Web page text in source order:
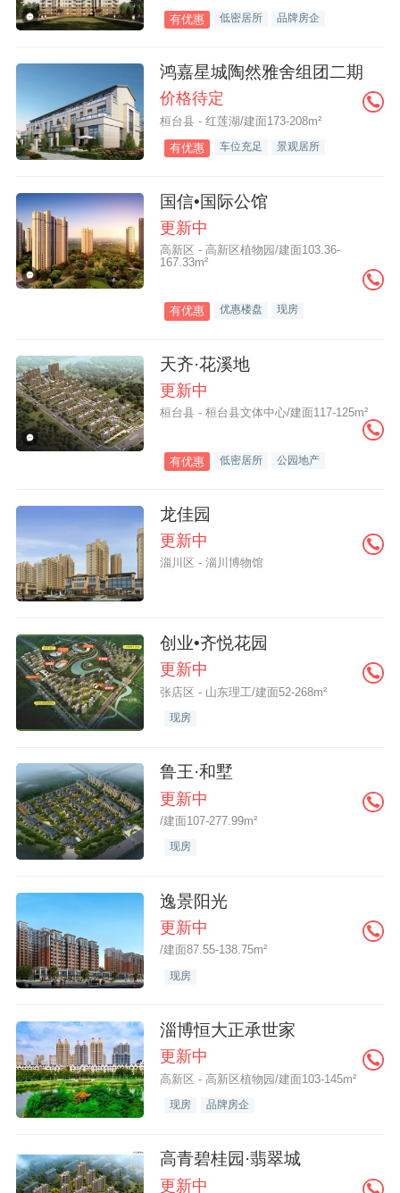
有优惠 低密居所 品牌房企
鸿嘉星城陶然雅舍组团二期
价格待定
桓台县 - 红莲湖/建面173-208m²
有优惠 车位充足 景观居所
国信•国际公馆
更新中
高新区 - 高新区植物园/建面103.36-
167.33m²
有优惠 优惠楼盘 现房
天齐·花溪地
更新中
桓台县 - 桓台县文体中心/建面117-125m²
有优惠 低密居所 公园地产
龙佳园
更新中
淄川区 - 淄川博物馆
创业•齐悦花园
更新中
张店区 - 山东理工/建面52-268m²
现房
鲁王·和墅
更新中
/建面107-277.99m²
现房
逸景阳光
更新中
/建面87.55-138.75m²
现房
淄博恒大正承世家
更新中
高新区 - 高新区植物园/建面103-145m²
现房 品牌房企
高青碧桂园·翡翠城
更新中